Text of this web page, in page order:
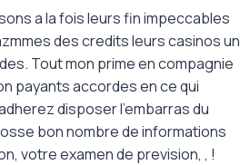
a la fois leurs fin impeccables
des credits leurs casinos un
Tout mon prime en compagnie
payants accordes en ce qui
disposer l’embarras du
bon nombre de informations
votre examen de prevision, , !